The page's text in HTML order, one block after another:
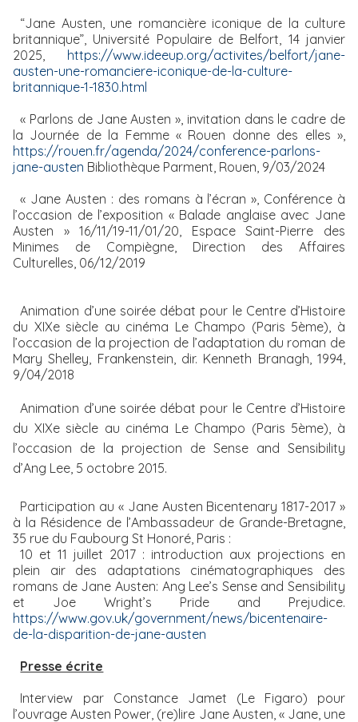
“Jane Austen, une romancière iconique de la culture
britannique”, Université Populaire de Belfort, 14 janvier
2025, https://www.ideeup.org/activites/belfort/jane-
austen-une-romanciere-iconique-de-la-culture-
britannique-1-1830.html
« Parlons de Jane Austen », invitation dans le cadre de
la Journée de la Femme « Rouen donne des elles »,
https://rouen.fr/agenda/2024/conference-parlons-
jane-austen Bibliothèque Parment, Rouen, 9/03/2024
« Jane Austen : des romans à l’écran », Conférence à
l’occasion de l’exposition « Balade anglaise avec Jane
Austen » 16/11/19-11/01/20, Espace Saint-Pierre des
Minimes de Compiègne, Direction des Affaires
Culturelles, 06/12/2019
Animation d’une soirée débat pour le Centre d’Histoire
du XIXe siècle au cinéma Le Champo (Paris 5ème), à
l’occasion de la projection de l’adaptation du roman de
Mary Shelley, Frankenstein, dir. Kenneth Branagh, 1994,
9/04/2018
Animation d’une soirée débat pour le Centre d’Histoire
du XIXe siècle au cinéma Le Champo (Paris 5ème), à
l’occasion de la projection de Sense and Sensibility
d’Ang Lee, 5 octobre 2015.
Participation au « Jane Austen Bicentenary 1817-2017 »
à la Résidence de l’Ambassadeur de Grande-Bretagne,
35 rue du Faubourg St Honoré, Paris :
10 et 11 juillet 2017 : introduction aux projections en
plein air des adaptations cinématographiques des
romans de Jane Austen: Ang Lee’s Sense and Sensibility
et Joe Wright’s Pride and Prejudice.
https://www.gov.uk/government/news/bicentenaire-
de-la-disparition-de-jane-austen
Presse écrite
Interview par Constance Jamet (Le Figaro) pour
l’ouvrage Austen Power, (re)lire Jane Austen, « Jane, une